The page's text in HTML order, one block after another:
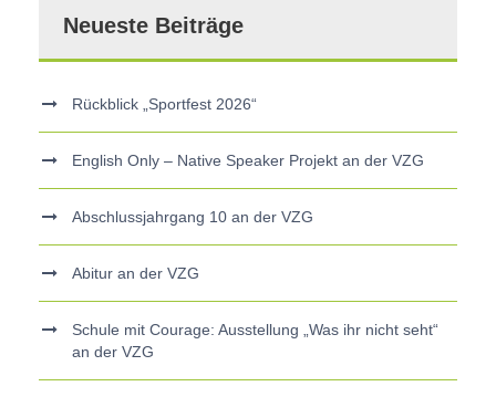
Neueste Beiträge
Rückblick „Sportfest 2026“
English Only – Native Speaker Projekt an der VZG
Abschlussjahrgang 10 an der VZG
Abitur an der VZG
Schule mit Courage: Ausstellung „Was ihr nicht seht“
an der VZG